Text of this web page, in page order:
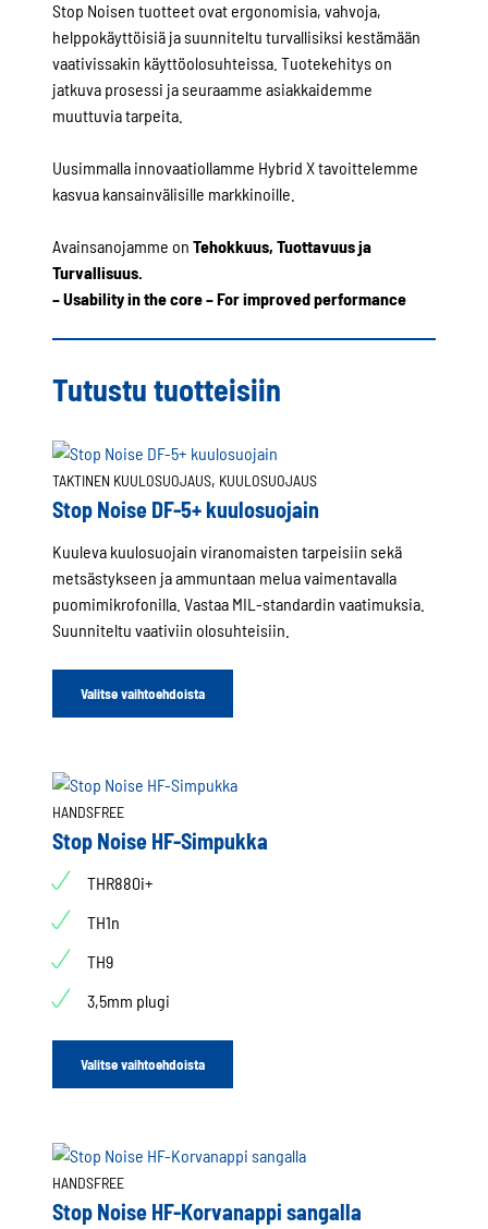
Stop Noisen tuotteet ovat ergonomisia, vahvoja,
helppokäyttöisiä ja suunniteltu turvallisiksi kestämään
vaativissakin käyttöolosuhteissa. Tuotekehitys on
jatkuva prosessi ja seuraamme asiakkaidemme
muuttuvia tarpeita.
Uusimmalla innovaatiollamme Hybrid X tavoittelemme
kasvua kansainvälisille markkinoille.
Avainsanojamme on Tehokkuus, Tuottavuus ja
Turvallisuus.
– Usability in the core – For improved performance
Tutustu tuotteisiin
TAKTINEN KUULOSUOJAUS, KUULOSUOJAUS
Stop Noise DF-5+ kuulosuojain
Kuuleva kuulosuojain viranomaisten tarpeisiin sekä
metsästykseen ja ammuntaan melua vaimentavalla
puomimikrofonilla. Vastaa MIL-standardin vaatimuksia.
Suunniteltu vaativiin olosuhteisiin.
Valitse vaihtoehdoista
HANDSFREE
Stop Noise HF-Simpukka
THR880i+
TH1n
TH9
3,5mm plugi
Valitse vaihtoehdoista
HANDSFREE
Stop Noise HF-Korvanappi sangalla